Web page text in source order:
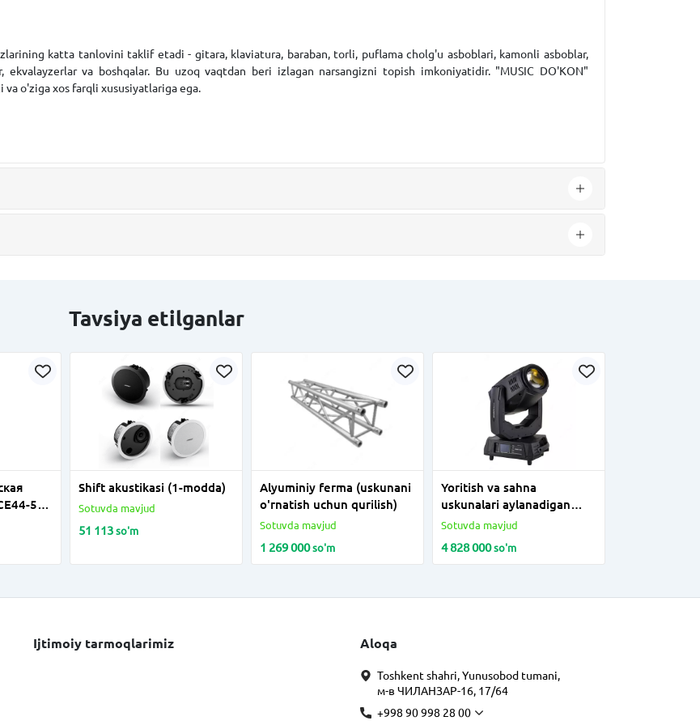
katta tanlovini taklif etadi - gitara, klaviatura, baraban, torli, puflama cholg'u asboblari, kamonli asboblar,
ekvalayzerlar va boshqalar. Bu uzoq vaqtdan beri izlagan narsangizni topish imkoniyatidir. "MUSIC DO'KON"
o'ziga xos farqli xususiyatlariga ega.
Tavsiya etilganlar
5
Shift akustikasi (1-modda)
Sotuvda mavjud
51 113 so'm
Alyuminiy ferma (uskunani
o'rnatish uchun qurilish)
Sotuvda mavjud
1 269 000so'm
Yoritish va sahna
uskunalari aylanadigan
bosh 280 Vt 17 R
Sotuvda mavjud
4 828 000so'm
Ijtimoiy tarmoqlarimiz Aloqa
Toshkent shahri, Yunusobod tumani,
м-в ЧИЛАНЗАР-16, 17/64
+998 90 998 28 00